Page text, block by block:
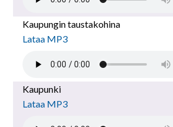
Kaupungin taustakohina
Lataa MP3
Kaupunki
Lataa MP3